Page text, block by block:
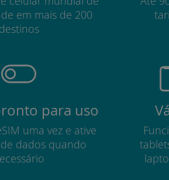
em mais de 200
destinos
para uso
uma vez e ative
dados quando